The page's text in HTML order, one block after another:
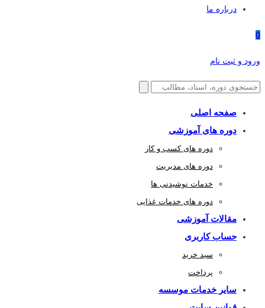
درباره ما
0
ورود و ثبت نام
صفحه اصلی
دوره های آموزشی
دوره های کسب و کار
دوره های مدیریت
خدمات نوشیدنی ها
دوره های خدمات غذایی
مقالات آموزشی
حساب کاربری
سبد خرید
پرداخت
سایر خدمات موسسه